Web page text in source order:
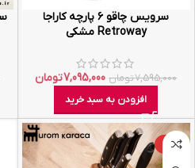
سرویس چاقو ۶ پارچه کاراجا
Retroway مشکی
7,595,000تومان 7,095,000تومان
افزودن به سبد خرید
-9%